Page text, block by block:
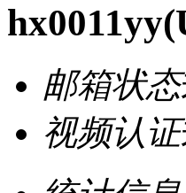
hx0011yy
邮箱状态
视频认证